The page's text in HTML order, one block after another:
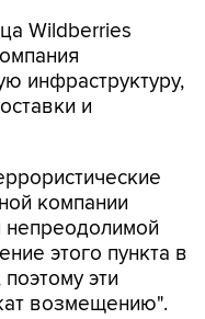
Wildberries
инфраструктуру,
и
компании
непреодолимой
этого пункта в
эти
возмещению".